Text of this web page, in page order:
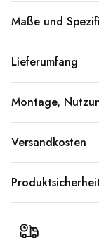
Maße und
Lieferumfang
Montage,
Versandkosten